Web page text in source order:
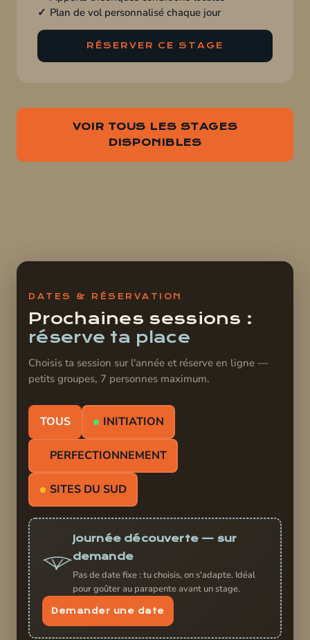
Plan de vol personnalisé chaque jour
RÉSERVER CE STAGE
VOIR TOUS LES STAGES
DISPONIBLES
DATES & RÉSERVATION
Prochaines sessions :
réserve ta place
Choisis ta session sur l'année et réserve en ligne —
petits groupes, 7 personnes maximum.
TOUS INITIATION
PERFECTIONNEMENT
SITES DU SUD
Journée découverte — sur
demande
Pas de date fixe : tu choisis, on s'adapte. Idéal
pour goûter au parapente avant un stage.
Demander une date